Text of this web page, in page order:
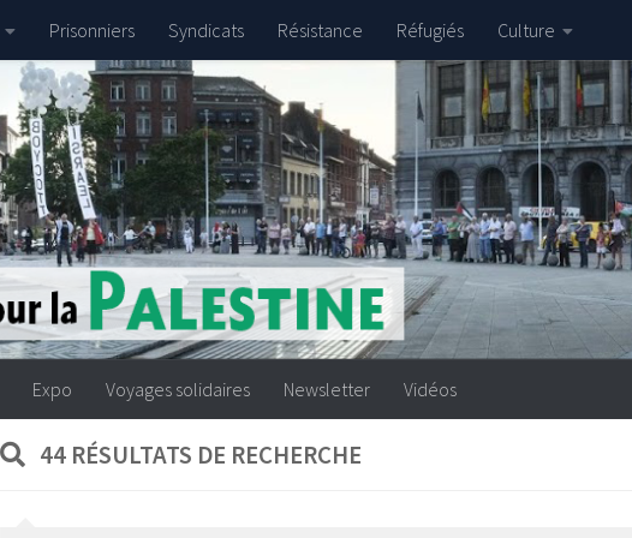
Prisonniers Syndicats Résistance Réfugiés Culture
Expo Voyages solidaires Newsletter Vidéos
44 RÉSULTATS DE RECHERCHE